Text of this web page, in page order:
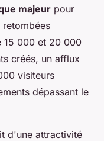
majeur pour
retombées
15 000 et 20 000
créés, un afflux
visiteurs
dépassant le
d'une attractivité